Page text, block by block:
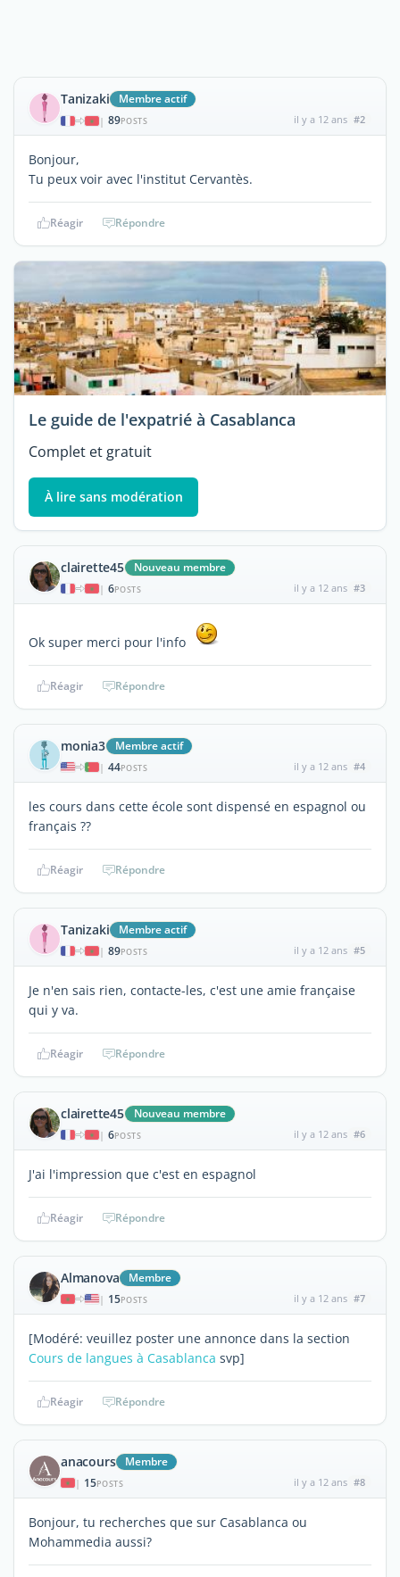
Tanizaki Membre actif
| 89POSTS il y a 12 ans #2
Bonjour,
Tu peux voir avec l'institut Cervantès.
Réagir Répondre
Le guide de l'expatrié à Casablanca
Complet et gratuit
À lire sans modération
clairette45 Nouveau membre
| 6POSTS il y a 12 ans #3
Ok super merci pour l'info
Réagir Répondre
monia3 Membre actif
| 44POSTS il y a 12 ans #4
les cours dans cette école sont dispensé en espagnol ou
français ??
Réagir Répondre
Tanizaki Membre actif
| 89POSTS il y a 12 ans #5
Je n'en sais rien, contacte-les, c'est une amie française
qui y va.
Réagir Répondre
clairette45 Nouveau membre
| 6POSTS il y a 12 ans #6
J'ai l'impression que c'est en espagnol
Réagir Répondre
Almanova Membre
| 15POSTS il y a 12 ans #7
[Modéré: veuillez poster une annonce dans la section
Cours de langues à Casablanca svp]
Réagir Répondre
anacours Membre
| 15POSTS il y a 12 ans #8
Bonjour, tu recherches que sur Casablanca ou
Mohammedia aussi?